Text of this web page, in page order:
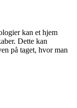
kan et hjem
Dette kan
på taget, hvor man